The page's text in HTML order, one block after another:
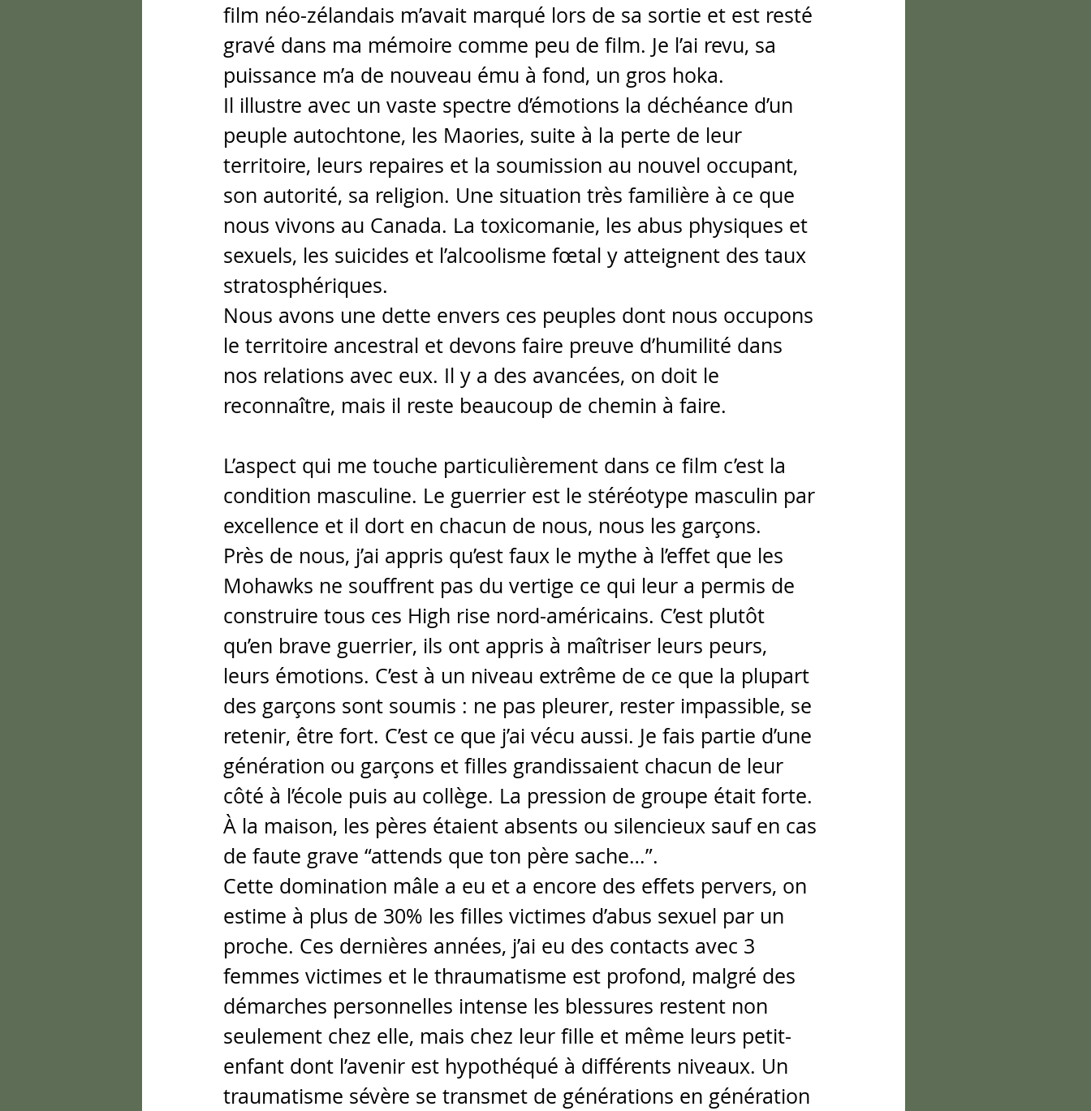
film néo-zélandais m’avait marqué lors de sa sortie et est resté
gravé dans ma mémoire comme peu de film. Je l’ai revu, sa
puissance m’a de nouveau ému à fond, un gros hoka.
Il illustre avec un vaste spectre d’émotions la déchéance d’un
peuple autochtone, les Maories, suite à la perte de leur
territoire, leurs repaires et la soumission au nouvel occupant,
son autorité, sa religion. Une situation très familière à ce que
nous vivons au Canada. La toxicomanie, les abus physiques et
sexuels, les suicides et l’alcoolisme fœtal y atteignent des taux
stratosphériques.
Nous avons une dette envers ces peuples dont nous occupons
le territoire ancestral et devons faire preuve d’humilité dans
nos relations avec eux. Il y a des avancées, on doit le
reconnaître, mais il reste beaucoup de chemin à faire.
L’aspect qui me touche particulièrement dans ce film c’est la
condition masculine. Le guerrier est le stéréotype masculin par
excellence et il dort en chacun de nous, nous les garçons.
Près de nous, j’ai appris qu’est faux le mythe à l’effet que les
Mohawks ne souffrent pas du vertige ce qui leur a permis de
construire tous ces High rise nord-américains. C’est plutôt
qu’en brave guerrier, ils ont appris à maîtriser leurs peurs,
leurs émotions. C’est à un niveau extrême de ce que la plupart
des garçons sont soumis : ne pas pleurer, rester impassible, se
retenir, être fort. C’est ce que j’ai vécu aussi. Je fais partie d’une
génération ou garçons et filles grandissaient chacun de leur
côté à l’école puis au collège. La pression de groupe était forte.
À la maison, les pères étaient absents ou silencieux sauf en cas
de faute grave “attends que ton père sache…”.
Cette domination mâle a eu et a encore des effets pervers, on
estime à plus de 30% les filles victimes d’abus sexuel par un
proche. Ces dernières années, j’ai eu des contacts avec 3
femmes victimes et le thraumatisme est profond, malgré des
démarches personnelles intense les blessures restent non
seulement chez elle, mais chez leur fille et même leurs petit-
enfant dont l’avenir est hypothéqué à différents niveaux. Un
traumatisme sévère se transmet de générations en génération